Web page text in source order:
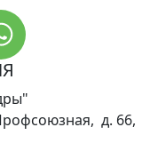
д. 66,